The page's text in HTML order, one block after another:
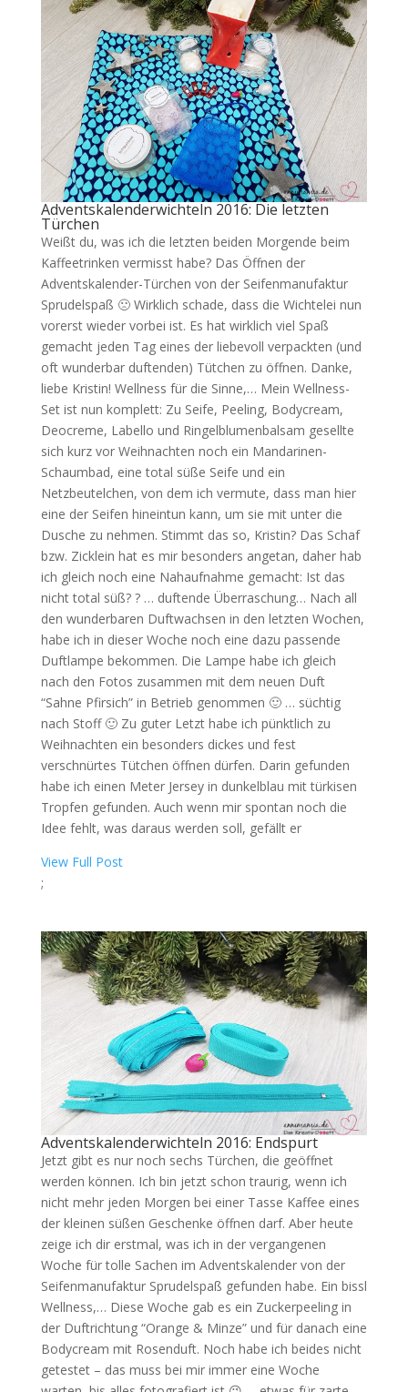
Adventskalenderwichteln 2016: Die letzten
Türchen
Weißt du, was ich die letzten beiden Morgende beim
Kaffeetrinken vermisst habe? Das Öffnen der
Adventskalender-Türchen von der Seifenmanufaktur
Sprudelspaß 🙁 Wirklich schade, dass die Wichtelei nun
vorerst wieder vorbei ist. Es hat wirklich viel Spaß
gemacht jeden Tag eines der liebevoll verpackten (und
oft wunderbar duftenden) Tütchen zu öffnen. Danke,
liebe Kristin! Wellness für die Sinne,… Mein Wellness-
Set ist nun komplett: Zu Seife, Peeling, Bodycream,
Deocreme, Labello und Ringelblumenbalsam gesellte
sich kurz vor Weihnachten noch ein Mandarinen-
Schaumbad, eine total süße Seife und ein
Netzbeutelchen, von dem ich vermute, dass man hier
eine der Seifen hineintun kann, um sie mit unter die
Dusche zu nehmen. Stimmt das so, Kristin? Das Schaf
bzw. Zicklein hat es mir besonders angetan, daher hab
ich gleich noch eine Nahaufnahme gemacht: Ist das
nicht total süß? ? … duftende Überraschung… Nach all
den wunderbaren Duftwachsen in den letzten Wochen,
habe ich in dieser Woche noch eine dazu passende
Duftlampe bekommen. Die Lampe habe ich gleich
nach den Fotos zusammen mit dem neuen Duft
“Sahne Pfirsich” in Betrieb genommen 🙂 … süchtig
nach Stoff 🙂 Zu guter Letzt habe ich pünktlich zu
Weihnachten ein besonders dickes und fest
verschnürtes Tütchen öffnen dürfen. Darin gefunden
habe ich einen Meter Jersey in dunkelblau mit türkisen
Tropfen gefunden. Auch wenn mir spontan noch die
Idee fehlt, was daraus werden soll, gefällt er
View Full Post
;
Adventskalenderwichteln 2016: Endspurt
Jetzt gibt es nur noch sechs Türchen, die geöffnet
werden können. Ich bin jetzt schon traurig, wenn ich
nicht mehr jeden Morgen bei einer Tasse Kaffee eines
der kleinen süßen Geschenke öffnen darf. Aber heute
zeige ich dir erstmal, was ich in der vergangenen
Woche für tolle Sachen im Adventskalender von der
Seifenmanufaktur Sprudelspaß gefunden habe. Ein bissl
Wellness,… Diese Woche gab es ein Zuckerpeeling in
der Duftrichtung “Orange & Minze” und für danach eine
Bodycream mit Rosenduft. Noch habe ich beides nicht
getestet – das muss bei mir immer eine Woche